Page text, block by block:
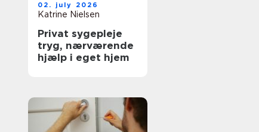
02. july 2026
Katrine Nielsen
Privat sygepleje
tryg, nærværende
hjælp i eget hjem